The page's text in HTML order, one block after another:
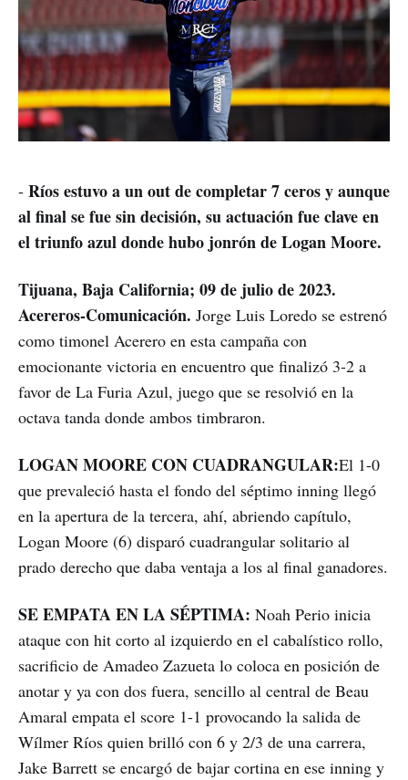
- Ríos estuvo a un out de completar 7 ceros y aunque
al final se fue sin decisión, su actuación fue clave en
el triunfo azul donde hubo jonrón de Logan Moore.
Tijuana, Baja California; 09 de julio de 2023.
Acereros-Comunicación. Jorge Luis Loredo se estrenó
como timonel Acerero en esta campaña con
emocionante victoria en encuentro que finalizó 3-2 a
favor de La Furia Azul, juego que se resolvió en la
octava tanda donde ambos timbraron.
LOGAN MOORE CON CUADRANGULAR:El 1-0
que prevaleció hasta el fondo del séptimo inning llegó
en la apertura de la tercera, ahí, abriendo capítulo,
Logan Moore (6) disparó cuadrangular solitario al
prado derecho que daba ventaja a los al final ganadores.
SE EMPATA EN LA SÉPTIMA: Noah Perio inicia
ataque con hit corto al izquierdo en el cabalístico rollo,
sacrificio de Amadeo Zazueta lo coloca en posición de
anotar y ya con dos fuera, sencillo al central de Beau
Amaral empata el score 1-1 provocando la salida de
Wílmer Ríos quien brilló con 6 y 2/3 de una carrera,
Jake Barrett se encargó de bajar cortina en ese inning y